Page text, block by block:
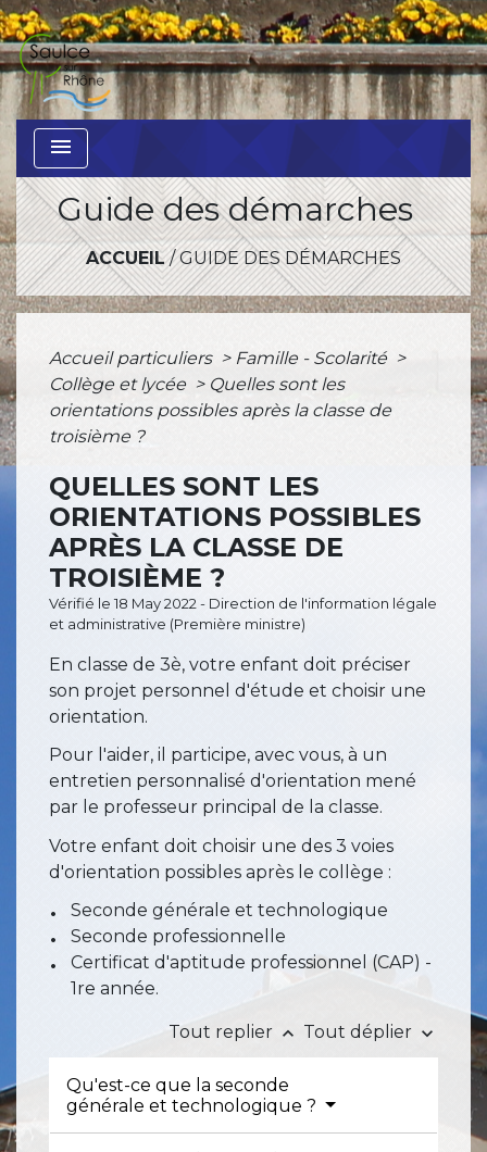
menu
Guide des démarches
ACCUEIL/GUIDE DES DÉMARCHES
Accueil particuliers > Famille - Scolarité >
Collège et lycée > Quelles sont les
orientations possibles après la classe de
troisième ?
QUELLES SONT LES
ORIENTATIONS POSSIBLES
APRÈS LA CLASSE DE
TROISIÈME ?
Vérifié le 18 May 2022 - Direction de l'information légale
et administrative (Première ministre)
En classe de 3è, votre enfant doit préciser
son projet personnel d'étude et choisir une
orientation.
Pour l'aider, il participe, avec vous, à un
entretien personnalisé d'orientation mené
par le professeur principal de la classe.
Votre enfant doit choisir une des 3 voies
d'orientation possibles après le collège :
Seconde générale et technologique
Seconde professionnelle
Certificat d'aptitude professionnel (CAP) -
1re année.
Tout replier keyboard_arrow_up Tout déplier keyboard_arrow_down
Qu'est-ce que la seconde
générale et technologique ?